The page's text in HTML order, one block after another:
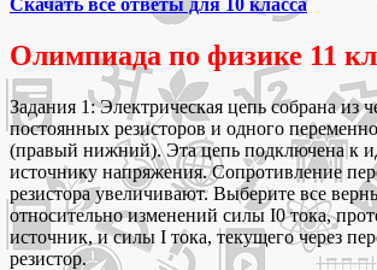
Скачать все ответы для 10 класса
Олимпиада по физике 11
Задания 1: Электрическая цепь собрана из
постоянных резисторов и одного
(правый нижний). Эта цепь подключена к
источнику напряжения. Сопротивление
резистора увеличивают. Выберите все
относительно изменений силы I0 тока,
источник, и силы I тока, текущего через
резистор.